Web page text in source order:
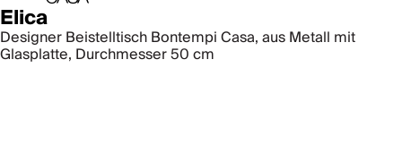
Elica
Designer Beistelltisch Bontempi Casa, aus Metall mit
Glasplatte, Durchmesser 50 cm